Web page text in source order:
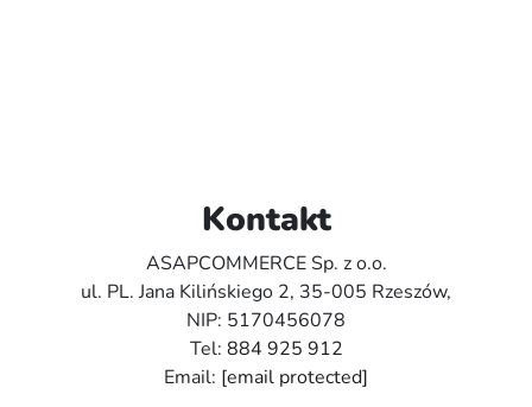
Kontakt
ASAPCOMMERCE Sp. z o.o.
ul. PL. Jana Kilińskiego 2, 35-005 Rzeszów,
NIP: 5170456078
Tel: 884 925 912
Email: [email protected]